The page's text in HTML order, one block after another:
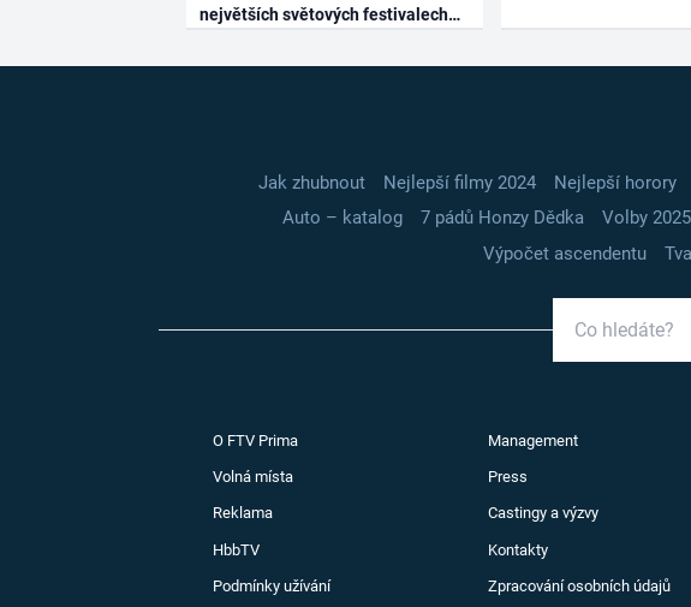
největších světových festivalech
Jak zhubnout Nejlepší filmy 2024 Nejlepší horory
Auto – katalog
7 pádů Honzy Dědka Volby 2025
Výpočet ascendentu
O FTV Prima Management
Volná místa Press
Reklama Castingy a výzvy
HbbTV Kontakty
Podmínky užívání Zpracování osobních údajů